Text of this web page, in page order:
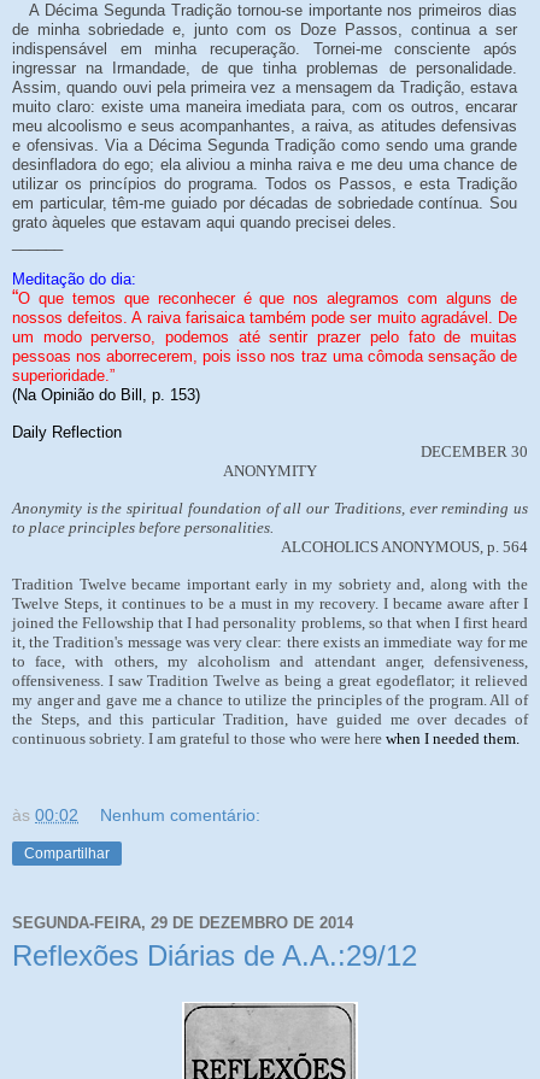
A Décima Segunda Tradição tornou-se importante nos primeiros dias
de minha sobriedade e, junto com os Doze Passos, continua a ser
indispensável em minha recuperação. Tornei-me consciente após
ingressar na Irmandade, de que tinha problemas de personalidade.
Assim, quando ouvi pela primeira vez a mensagem da Tradição, estava
muito claro: existe uma maneira imediata para, com os outros, encarar
meu alcoolismo e seus acompanhantes, a raiva, as atitudes defensivas
e ofensivas. Via a Décima Segunda Tradição como sendo uma grande
desinfladora do ego; ela aliviou a minha raiva e me deu uma chance de
utilizar os princípios do programa. Todos os Passos, e esta Tradição
em particular, têm-me guiado por décadas de sobriedade contínua. Sou
grato àqueles que estavam aqui quando precisei deles.
Meditação do dia:
“O que temos que reconhecer é que nos alegramos com alguns de
nossos defeitos. A raiva farisaica também pode ser muito agradável. De
um modo perverso, podemos até sentir prazer pelo fato de muitas
pessoas nos aborrecerem, pois isso nos traz uma cômoda sensação de
superioridade.”
(Na Opinião do Bill, p. 153)
Daily Reflection
DECEMBER 30
ANONYMITY
Anonymity is the spiritual foundation of all our Traditions, ever reminding us
to place principles before personalities.
ALCOHOLICS ANONYMOUS, p. 564
Tradition Twelve became important early in my sobriety and, along with the
Twelve Steps, it continues to be a must in my recovery. I became aware after I
joined the Fellowship that I had personality problems, so that when I first heard
it, the Tradition's message was very clear: there exists an immediate way for me
to face, with others, my alcoholism and attendant anger, defensiveness,
offensiveness. I saw Tradition Twelve as being a great egodeflator; it relieved
my anger and gave me a chance to utilize the principles of the program. All of
the Steps, and this particular Tradition, have guided me over decades of
continuous sobriety. I am grateful to those who were here when I needed them.
às 00:02 Nenhum comentário:
Compartilhar
SEGUNDA-FEIRA, 29 DE DEZEMBRO DE 2014
Reflexões Diárias de A.A.:29/12